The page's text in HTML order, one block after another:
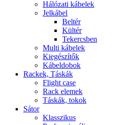
Hálózati kábelek
Jelkábel
Beltér
Kültér
Tekercsben
Multi kábelek
Kiegészítők
Kábeldobok
Rackek, Táskák
Flight case
Rack elemek
Táskák, tokok
Sátor
Klasszikus